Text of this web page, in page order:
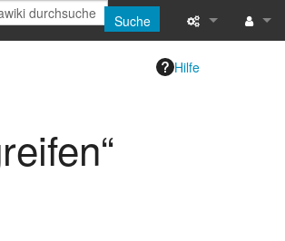
Suche
Hilfe